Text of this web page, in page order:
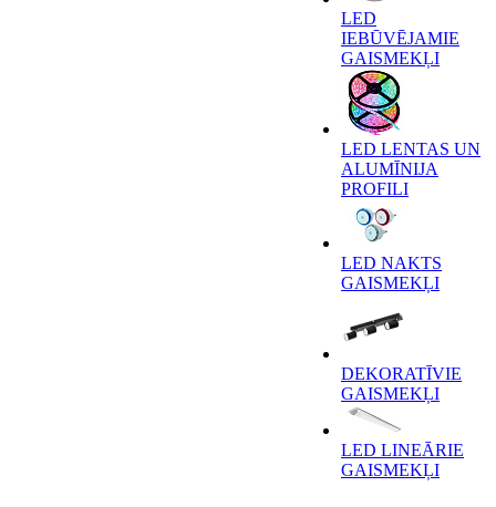
LED
IEBŪVĒJAMIE
GAISMEKĻI
LED LENTAS UN
ALUMĪNIJA
PROFILI
LED NAKTS
GAISMEKĻI
DEKORATĪVIE
GAISMEKĻI
LED LINEĀRIE
GAISMEKĻI